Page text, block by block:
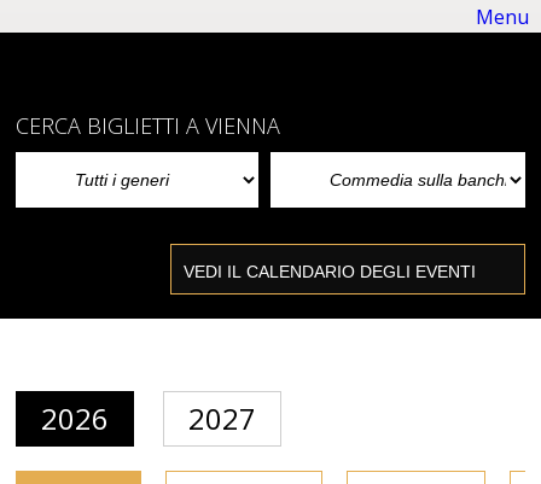
CERCA BIGLIETTI A VIENNA
2026 2027